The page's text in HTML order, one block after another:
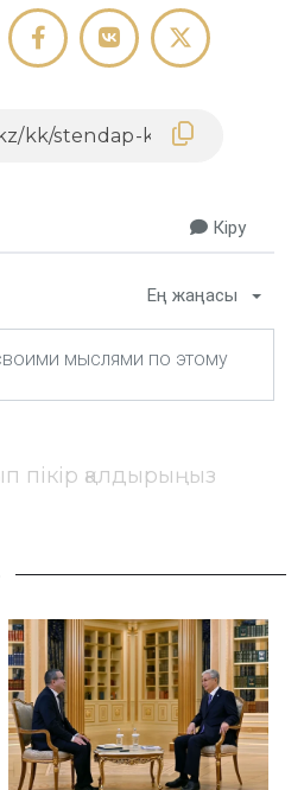
Кіру
Ең жаңасы
пікір қалдырыңыз